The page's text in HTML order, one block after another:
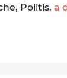
Politis,a